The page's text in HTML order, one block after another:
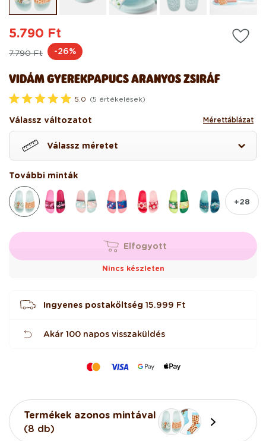
modális
párbeszédpanelen
VIDÁM GYEREKPAPUCS ARANYOS ZSIRÁF
.
0
c
l
a
5
-
b
5.0 (5 értékelések)
Normál
7.790 Ft
Akciós
5.790 Ft
-26%
Válassz változatot Mérettáblázat
Válassz méretet
További minták
+28
Elfogyott
Nincs készleten
Ingyenes postaköltség 15.999 Ft
Akár 100 napos visszaküldés
Termékek azonos mintával
(8 db)